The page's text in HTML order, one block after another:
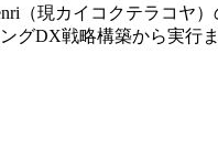
（現カイコクテラコヤ
グDX戦略構築から実行